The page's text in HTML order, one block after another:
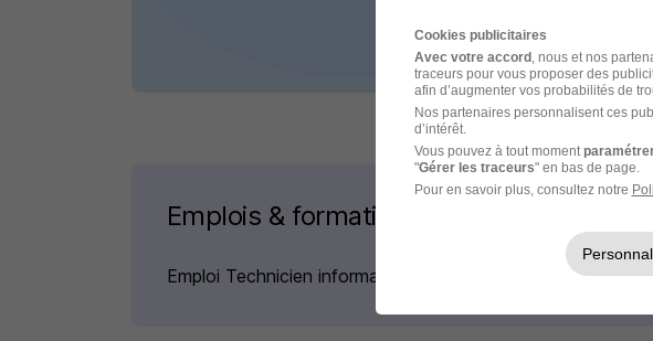
Cette offre n’est plus
Emplois & formations
Emploi Technicien informatique Emploi
Cookies publicitaires
Avec votre accord , nous et nos
traceurs pour vous proposer des
afin d’augmenter vos probabilités de
Nos partenaires personnalisent ces
d’intérêt.
Vous pouvez à tout moment
"Gérer les traceurs" en bas de page.
Pour en savoir plus, consultez notre